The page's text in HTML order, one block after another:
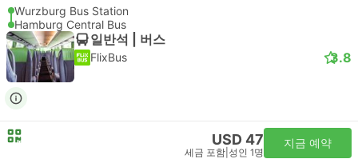
Wurzburg Bus Station
Hamburg Central Bus
일반석 | 버스
FlixBus 3.8
USD 47
세금 포함 성인 1명
지금 예약